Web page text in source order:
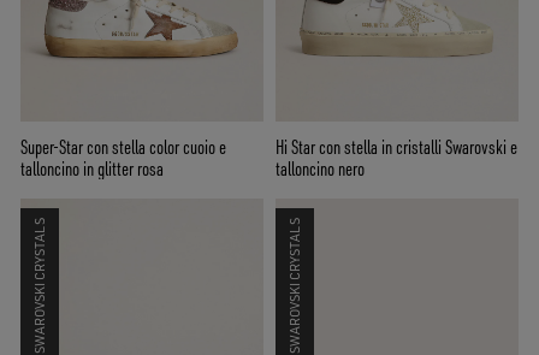
Super-Star con stella color cuoio e
talloncino in glitter rosa
Hi Star con stella in cristalli Swarovski e
talloncino nero
SWAROVSKI CRYSTALS SWAROVSKI CRYSTALS